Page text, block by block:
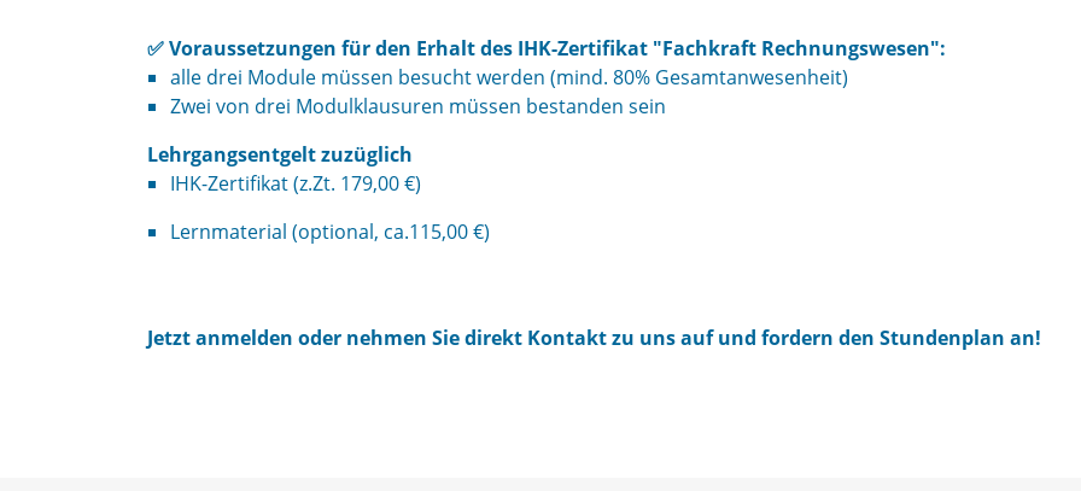
✅ Voraussetzungen für den Erhalt des IHK-Zertifikat "Fachkraft Rechnungswesen":
alle drei Module müssen besucht werden (mind. 80% Gesamtanwesenheit)
Zwei von drei Modulklausuren müssen bestanden sein
Lehrgangsentgelt zuzüglich
IHK-Zertifikat (z.Zt. 179,00 €)
Lernmaterial (optional, ca.115,00 €)
Jetzt anmelden oder nehmen Sie direkt Kontakt zu uns auf und fordern den Stundenplan an!